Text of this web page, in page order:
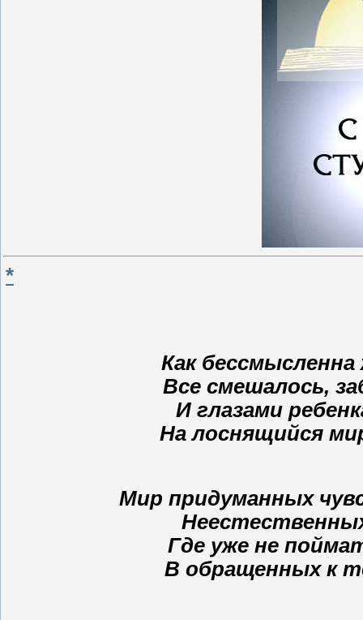
*
Как бессмысленна
Все смешалось,
И глазами
На лоснящийся
Мир придуманных
Где уже не
В обращенных к